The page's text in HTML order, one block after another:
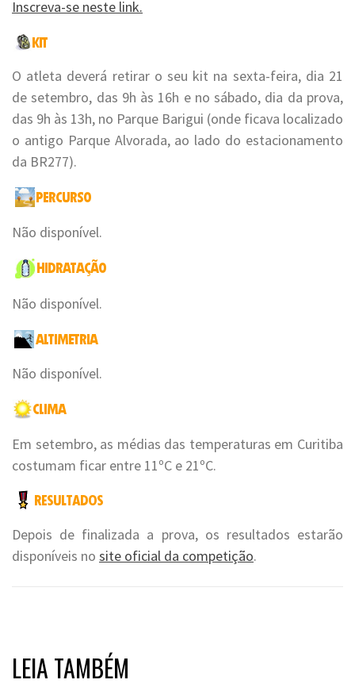
Inscreva-se neste link.
O atleta deverá retirar o seu kit na sexta-feira, dia 21
de setembro, das 9h às 16h e no sábado, dia da prova,
das 9h às 13h, no Parque Barigui (onde ficava localizado
o antigo Parque Alvorada, ao lado do estacionamento
da BR277).
Não disponível.
Não disponível.
Não disponível.
Em setembro, as médias das temperaturas em Curitiba
costumam ficar entre 11ºC e 21ºC.
Depois de finalizada a prova, os resultados estarão
disponíveis no site oficial da competição.
LEIA TAMBÉM